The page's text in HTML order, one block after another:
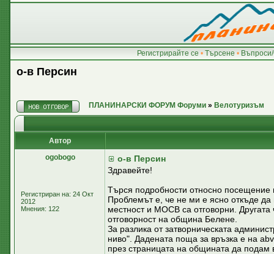
Регистрирайте се • Търсене •
о-в Персин
ПЛАНИНАРСКИ ФОРУМ Форуми » Велотуризъм
Автор
ogobogo
Регистриран на: 24 Окт
2012
Мнения: 122
о-в Персин
Здравейте!
Търся подробности относно посещение
Проблемът е, че не ми е ясно откъде да
местност и МОСВ са отговорни. Другата
отговорност на община Белене.
За разлика от затворническата
ниво". Дадената поща за връзка е на
през страницата на общината да